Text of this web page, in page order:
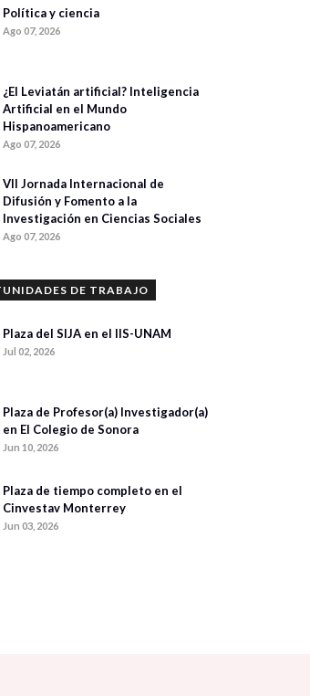
Política y ciencia
Ago 07, 2026
¿El Leviatán artificial? Inteligencia
Artificial en el Mundo
Hispanoamericano
Ago 07, 2026
VII Jornada Internacional de
Difusión y Fomento a la
Investigación en Ciencias Sociales
Ago 07, 2026
DE TRABAJO
Plaza del SIJA en el IIS-UNAM
Jul 02, 2026
Plaza de Profesor(a) Investigador(a)
en El Colegio de Sonora
Jun 10, 2026
Plaza de tiempo completo en el
Cinvestav Monterrey
Jun 03, 2026